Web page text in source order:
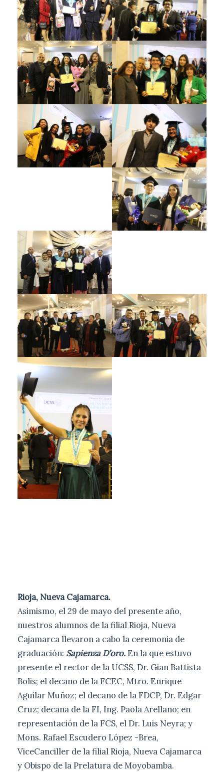
Rioja, Nueva Cajamarca.
Asimismo, el 29 de mayo del presente año,
nuestros alumnos de la filial Rioja, Nueva
Cajamarca llevaron a cabo la ceremonia de
graduación: Sapienza D’oro. En la que estuvo
presente el rector de la UCSS, Dr. Gian Battista
Bolis; el decano de la FCEC, Mtro. Enrique
Aguilar Muñoz; el decano de la FDCP, Dr. Edgar
Cruz; decana de la FI, Ing. Paola Arellano; en
representación de la FCS, el Dr. Luis Neyra; y
Mons. Rafael Escudero López -Brea,
ViceCanciller de la filial Rioja, Nueva Cajamarca
y Obispo de la Prelatura de Moyobamba.